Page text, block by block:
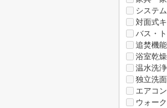
システ
対面式
バス・
追焚機
浴室乾
温水洗
独立洗
エアコン
ウォー